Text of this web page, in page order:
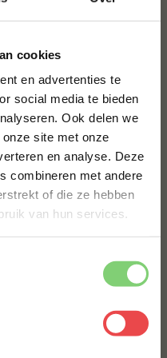
cookies
en advertenties te
social media te bieden
Ook delen we
site met onze
en analyse. Deze
combineren met andere
of die ze hebben
van hun services.
maaltijd te
vlees juist
er bij alledaags
klaar is, maar ook
kunnen heerlijke
of ga aan
om dagelijks vlees
vlees van
vlees staan wij
en ontvang direct